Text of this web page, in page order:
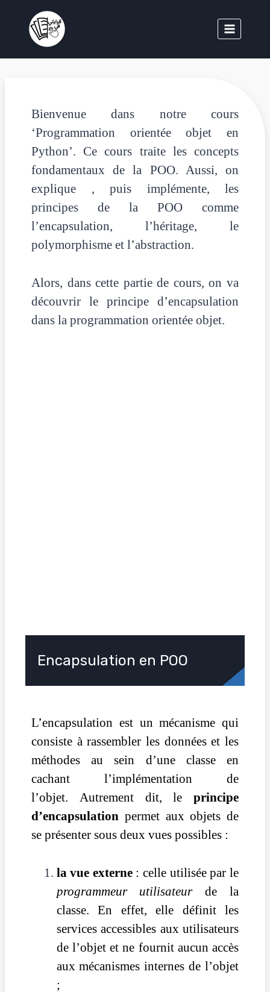
Bienvenue dans notre cours
‘Programmation orientée objet en
Python’. Ce cours traite les concepts
fondamentaux de la POO. Aussi, on
explique , puis implémente, les
principes de la POO comme
l’encapsulation, l’héritage, le
polymorphisme et l’abstraction.
Alors, dans cette partie de cours, on va
découvrir le principe d’encapsulation
dans la programmation orientée objet.
Encapsulation en POO
L’encapsulation est un mécanisme qui
consiste à rassembler les données et les
méthodes au sein d’une classe en
cachant l’implémentation de
l’objet. Autrement dit, le principe
d’encapsulation permet aux objets de
se présenter sous deux vues possibles :
la vue externe : celle utilisée par le
programmeur utilisateurde la
classe. En effet, elle définit les
services accessibles aux utilisateurs
de l’objet et ne fournit aucun accès
aux mécanismes internes de l’objet
;